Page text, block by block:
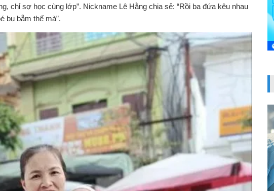
chỉ sợ học cùng lớp”. Nickname Lê Hằng chia sẻ: “Rồi ba đứa kêu nhau
bụ bẫm thế mà”.